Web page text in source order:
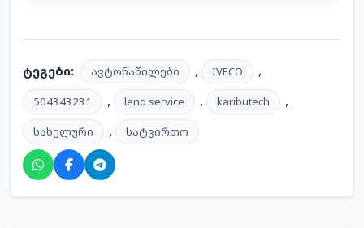
ტეგები: ავტონაწილები , IVECO ,
504343231 , leno service , kaributech ,
სახელური , სატვირთო